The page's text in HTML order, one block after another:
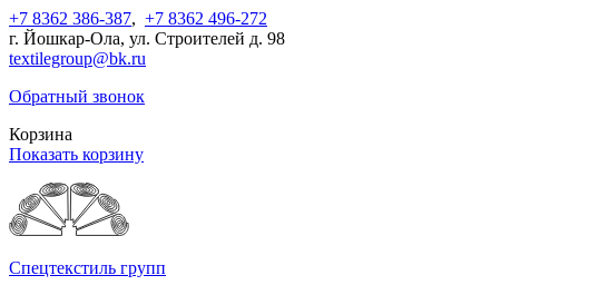
+7 8362 386-387, +7 8362 496-272
г. Йошкар-Ола, ул. Строителей д. 98
textilegroup@bk.ru
Обратный звонок
Корзина
Показать корзину
Спецтекстиль групп